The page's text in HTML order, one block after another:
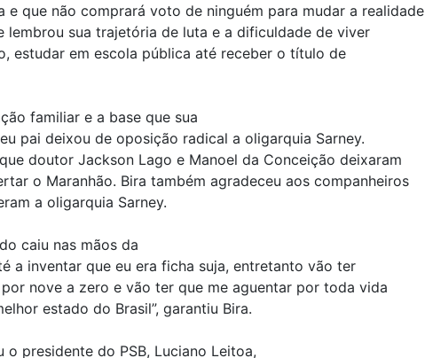
e que não comprará voto de ninguém para mudar a realidade
lembrou sua trajetória de luta e a dificuldade de viver
estudar em escola pública até receber o título de
familiar e a base que sua
pai deixou de oposição radical a oligarquia Sarney.
doutor Jackson Lago e Manoel da Conceição deixaram
o Maranhão. Bira também agradeceu aos companheiros
a oligarquia Sarney.
caiu nas mãos da
a inventar que eu era ficha suja, entretanto vão ter
nove a zero e vão ter que me aguentar por toda vida
estado do Brasil”, garantiu Bira.
o presidente do PSB, Luciano Leitoa,